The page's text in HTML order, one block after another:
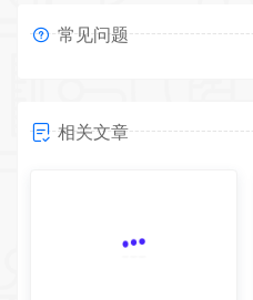
常见问题
相关文章